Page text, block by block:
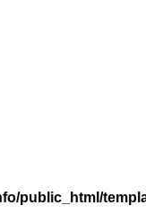
public_html/